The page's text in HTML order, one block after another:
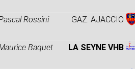
Rossini GAZ. AJACCIO
Baquet LA SEYNE VHB